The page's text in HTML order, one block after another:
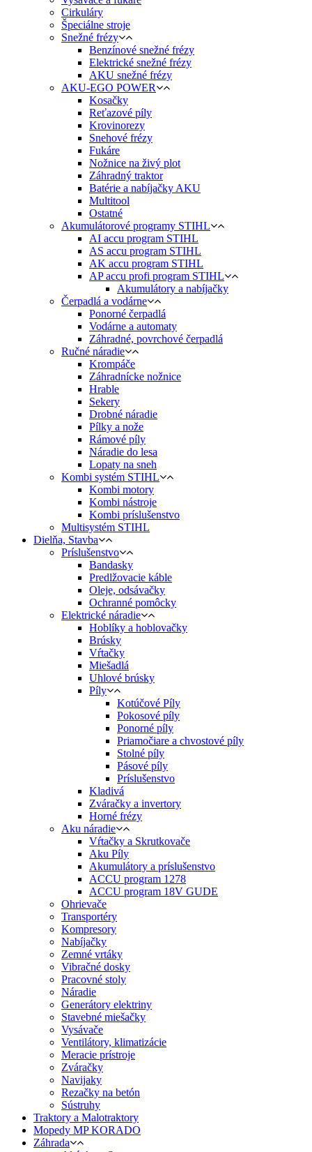
Cirkuláry
Špeciálne stroje
Snežné frézy
Benzínové snežné frézy
Elektrické snežné frézy
AKU snežné frézy
AKU-EGO POWER
Kosačky
Reťazové píly
Krovinorezy
Snehové frézy
Fukáre
Nožnice na živý plot
Záhradný traktor
Batérie a nabíjačky AKU
Multitool
Ostatné
Akumulátorové programy STIHL
AI accu program STIHL
AS accu program STIHL
AK accu program STIHL
AP accu profi program STIHL
Akumulátory a nabíjačky
Čerpadlá a vodárne
Ponorné čerpadlá
Vodárne a automaty
Záhradné, povrchové čerpadlá
Ručné náradie
Krompáče
Záhradnícke nožnice
Hrable
Sekery
Drobné náradie
Pílky a nože
Rámové píly
Náradie do lesa
Lopaty na sneh
Kombi systém STIHL
Kombi motory
Kombi nástroje
Kombi príslušenstvo
Multisystém STIHL
Dielňa, Stavba
Príslušenstvo
Bandasky
Predlžovacie káble
Oleje, odsávačky
Ochranné pomôcky
Elektrické náradie
Hoblíky a hoblovačky
Brúsky
Vŕtačky
Miešadlá
Uhlové brúsky
Píly
Kotúčové Píly
Pokosové píly
Ponorné píly
Priamočiare a chvostové píly
Stolné píly
Pásové píly
Príslušenstvo
Kladivá
Zváračky a invertory
Horné frézy
Aku náradie
Vŕtačky a Skrutkovače
Aku Píly
Akumulátory a príslušenstvo
ACCU program 1278
ACCU program 18V GUDE
Ohrievače
Transportéry
Kompresory
Nabíjačky
Zemné vrtáky
Vibračné dosky
Pracovné stoly
Náradie
Generátory elektriny
Stavebné miešačky
Vysávače
Ventilátory, klimatizácie
Meracie prístroje
Zváračky
Navijaky
Rezačky na betón
Sústruhy
Traktory a Malotraktory
Mopedy MP KORADO
Záhrada